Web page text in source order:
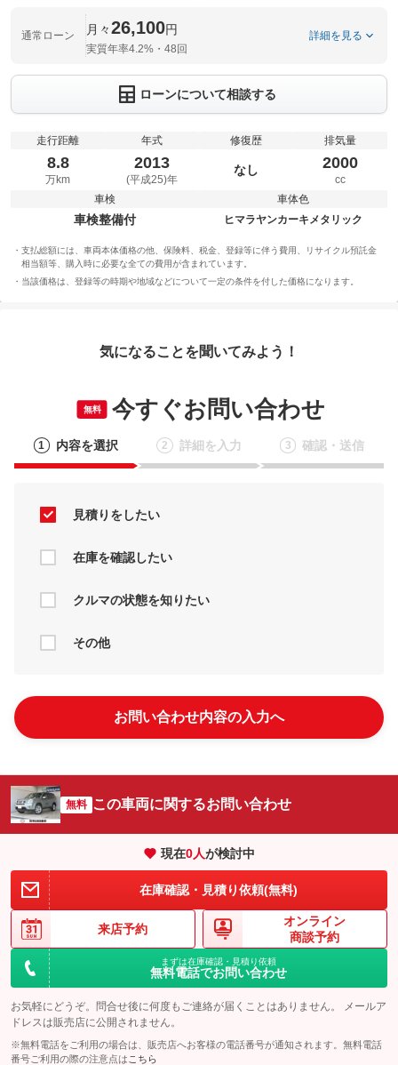
通常ローン 月々26,100円
実質年率4.2%・48回
詳細を見る
ローンについて相談する
走行距離
8.8
万km
年式
2013
(平成25)年
修復歴
なし
排気量
2000
cc
車検
車検整備付
車体色
ヒマラヤンカーキメタリック
支払総額には、車両本体価格の他、保険料、税金、登録等に伴う費用、リサイクル預託金
相当額等、購入時に必要な全ての費用が含まれています。
当該価格は、登録等の時期や地域などについて一定の条件を付した価格になります。
気になることを聞いてみよう！
無料 今すぐお問い合わせ
1 内容を選択 2 詳細を入力 3 確認・送信
見積りをしたい
在庫を確認したい
クルマの状態を知りたい
その他
お問い合わせ内容の入力へ
無料 この車両に関するお問い合わせ
現在0人が検討中
在庫確認・見積り依頼(無料)
来店予約
オンライン
商談予約
まずは在庫確認・見積り依頼
無料電話でお問い合わせ
お気軽にどうぞ。問合せ後に何度もご連絡が届くことはありません。 メールア
ドレスは販売店に公開されません。
※無料電話をご利用の場合は、販売店へお客様の電話番号が通知されます。無料電話
番号ご利用の際の注意点は こちら